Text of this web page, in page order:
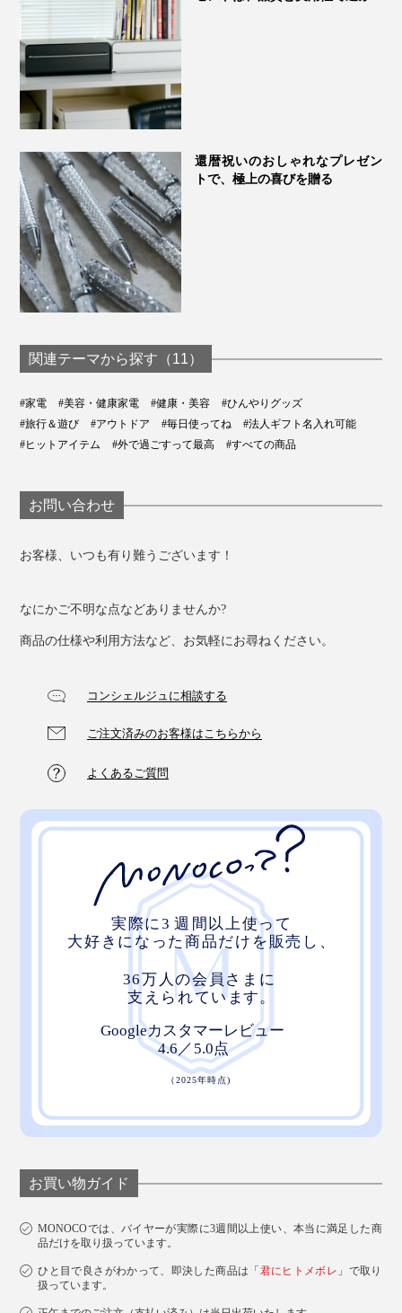
還暦祝いのおしゃれなプレゼン
トで、極上の喜びを贈る
関連テーマから探す（11）
#家電 #美容・健康家電 #健康・美容
#ひんやりグッズ
#旅行＆遊び
#アウトドア #毎日使ってね
#法人ギフト名入れ可能
#ヒットアイテム
#外で過ごすって最高 #すべての商品
お問い合わせ
お客様、いつも有り難うございます！
なにかご不明な点などありませんか?
商品の仕様や利用方法など、お気軽にお尋ねください。
コンシェルジュに相談する
ご注文済みのお客様はこちらから
よくあるご質問
お買い物ガイド
MONOCOでは、バイヤーが実際に3週間以上使い、本当に満足した商
品だけを取り扱っています。
ひと目で良さがわかって、即決した商品は「君にヒトメボレ 」で取り
扱っています。